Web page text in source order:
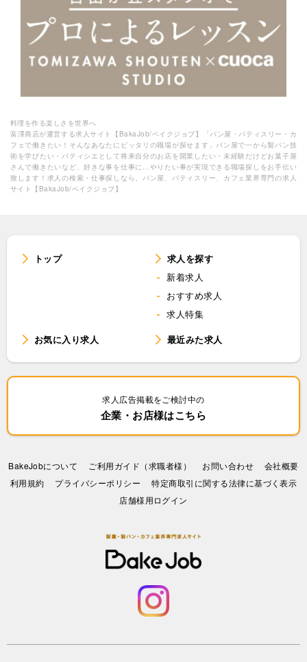
料理を作る楽しさを世界へ
富澤商店が運営する求人サイト【BakaJob/ベイクジョブ】「パン屋・パティスリー・カ
フェで働きたい！そんなあなたにピッタリの職場が探せます」パン屋で一から製パン技
術を学びたい・パティシエとして将来自分のお店を開業したい・未経験だけどお菓子屋
さんで働きたいなど、好きな事を仕事に…やりたい事が実現できる職場探しをお手伝い
致します！求人の検索・仕事探しなら、パン屋、パティスリー、カフェ業界専門の求人
サイト【BakaJob/ベイクジョブ】
トップ
求人を探す
新着求人
おすすめ求人
求人特集
お気に入り求人
最近みた求人
求人広告掲載をご検討中の
企業・お店様はこちら
BakeJobについて ご利用ガイド（求職者様） お問い合わせ
会社概要
利⽤規約
プライバシーポリシー
特定商取引に関する法律に基づく表示
店舗様用ログイン